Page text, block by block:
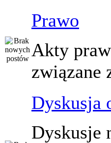
Prawo
Akty
związane
Dyskusja
Dyskusje